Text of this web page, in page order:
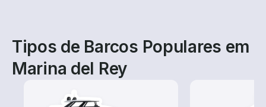
Tipos de Barcos Populares em
Marina del Rey